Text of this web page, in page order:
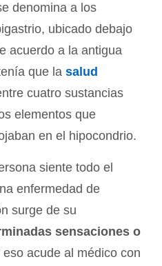
denomina a los
ubicado debajo
acuerdo a la antigua
que la salud
cuatro sustancias
elementos que
en el hipocondrio.
siente todo el
enfermedad de
surge de su
sensaciones o
eso acude al médico con